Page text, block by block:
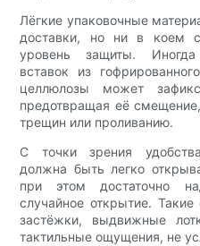
Лёгкие упаковочные
доставки, но ни в коем
уровень защиты. Иногда
вставок из
целлюлозы может
предотвращая её
трещин или проливанию.
С точки зрения
должна быть легко
при этом достаточно
случайное открытие.
застёжки, выдвижные
тактильные ощущения, не